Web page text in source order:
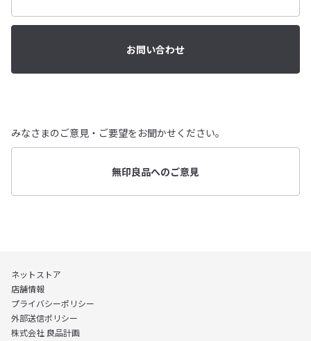
お問い合わせ
みなさまのご意見・ご要望をお聞かせください。
無印良品へのご意見
ネットストア
店舗情報
プライバシーポリシー
外部送信ポリシー
株式会社 良品計画